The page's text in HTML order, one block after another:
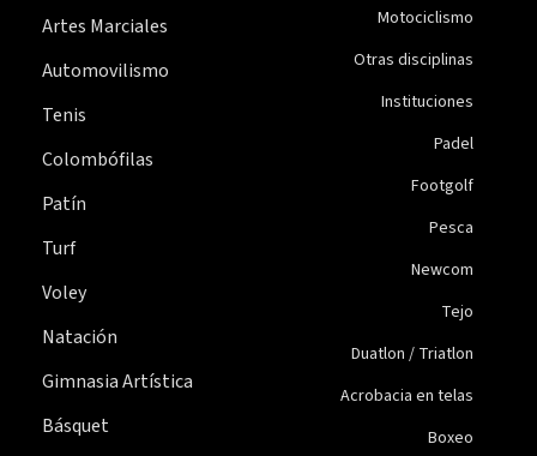
Artes Marciales
Automovilismo
Tenis
Colombófilas
Patín
Turf
Voley
Natación
Gimnasia Artística
Básquet
Motociclismo
Otras disciplinas
Instituciones
Padel
Footgolf
Pesca
Newcom
Tejo
Duatlon / Triatlon
Acrobacia en telas
Boxeo